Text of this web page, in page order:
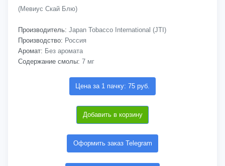
(Мевиус Скай Блю)
Производитель: Japan Tobacco International (JTI)
Производство: Россия
Аромат: Без аромата
Содержание смолы: 7 мг
Цена за 1 пачку: 75 руб.
Добавить в корзину
Оформить заказ Telegram